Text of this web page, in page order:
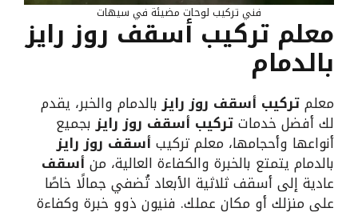
فني تركيب لوحات مضيئة في سيهات
معلم تركيب أسقف روز رايز
بالدمام
معلمتركيب أسقف روز رايزبالدمام والخبر، يقدم
لك أفضل خدماتتركيب أسقف روز رايزبجميع
أنواعها وأحجامها، معلم تركيبأسقف روز رايز
بالدمام يتمتع بالخبرة والكفاءة العالية، منأسقف
عادية إلى أسقف ثلاثية الأبعاد تُضفي جمالًا خاصًا
على منزلك أو مكان عملك. فنيون ذوو خبرة وكفاءة